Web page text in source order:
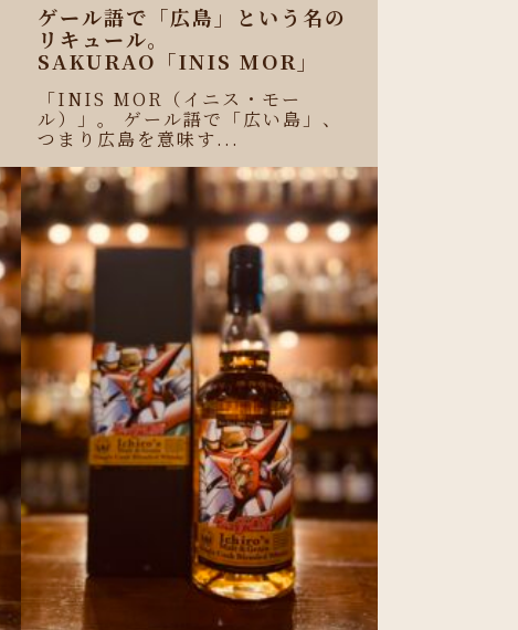
ゲール語で「広島」という名の
リキュール。
SAKURAO「INIS MOR」
「INIS MOR（イニス・モー
ル）」。 ゲール語で「広い島」、
つまり広島を意味す...